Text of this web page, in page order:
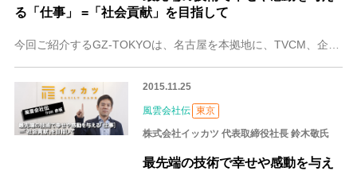
る「仕事」 =「社会貢献」を目指して
2015.11.25
風雲会社伝 東京
株式会社イッカツ 代表取締役社長 鈴木敬氏
最先端の技術で幸せや感動を与え